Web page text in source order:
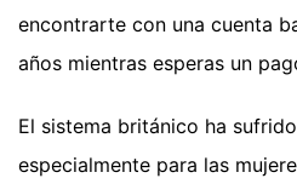
encontrarte con una cuenta
años mientras esperas un
El sistema británico ha
especialmente para las